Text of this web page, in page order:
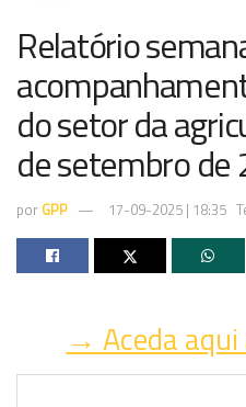
Relatório
do setor da
de setembro de
por GPP 17-09-2025 | 18:35
→ Aceda